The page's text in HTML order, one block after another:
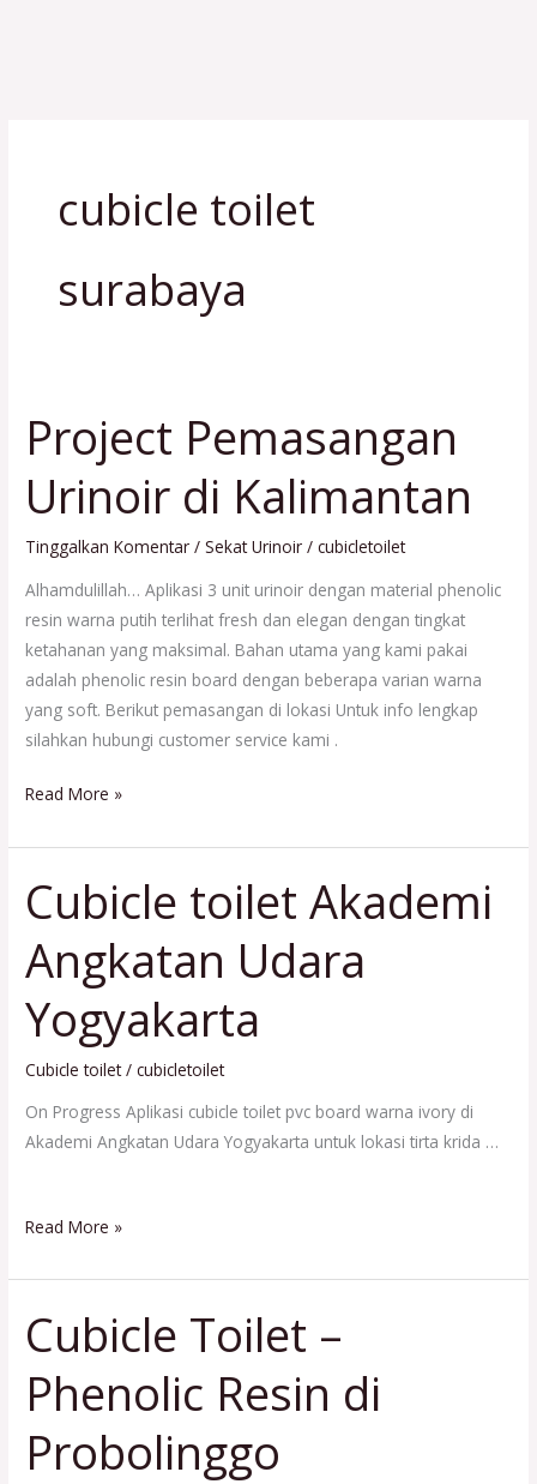
cubicle toilet
surabaya
Project Pemasangan
Urinoir di Kalimantan
Tinggalkan Komentar /Sekat Urinoir /cubicletoilet
Alhamdulillah… Aplikasi 3 unit urinoir dengan material phenolic
resin warna putih terlihat fresh dan elegan dengan tingkat
ketahanan yang maksimal. Bahan utama yang kami pakai
adalah phenolic resin board dengan beberapa varian warna
yang soft. Berikut pemasangan di lokasi Untuk info lengkap
silahkan hubungi customer service kami .
Project
Pemasangan
Urinoir
di
Kalimantan
Read More »
Cubicle toilet Akademi
Angkatan Udara
Yogyakarta
Cubicle toilet/cubicletoilet
On Progress Aplikasi cubicle toilet pvc board warna ivory di
Akademi Angkatan Udara Yogyakarta untuk lokasi tirta krida …
Cubicle
toilet
Akademi
Angkatan
Udara
Yogyakarta
Read More »
Cubicle Toilet –
Phenolic Resin di
Probolinggo
Cubicle
Toilet
–
Phenolic
Resin
di